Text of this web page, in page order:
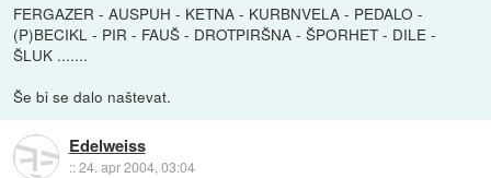
FERGAZER - AUSPUH - KETNA - KURBNVELA - PEDALO -
(P)BECIKL - PIR - FAUŠ - DROTPIRŠNA - ŠPORHET - DILE -
ŠLUK .......
Še bi se dalo naštevat.
Edelweiss
::24. apr 2004, 03:04